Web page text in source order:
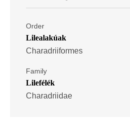
Order
Lilealakúak
Charadriiformes
Family
Lilefélék
Charadriidae